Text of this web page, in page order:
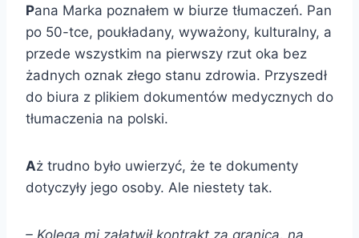
Pana Marka poznałem w biurze tłumaczeń. Pan
po 50-tce, poukładany, wyważony, kulturalny, a
przede wszystkim na pierwszy rzut oka bez
żadnych oznak złego stanu zdrowia. Przyszedł
do biura z plikiem dokumentów medycznych do
tłumaczenia na polski.
Aż trudno było uwierzyć, że te dokumenty
dotyczyły jego osoby. Ale niestety tak.